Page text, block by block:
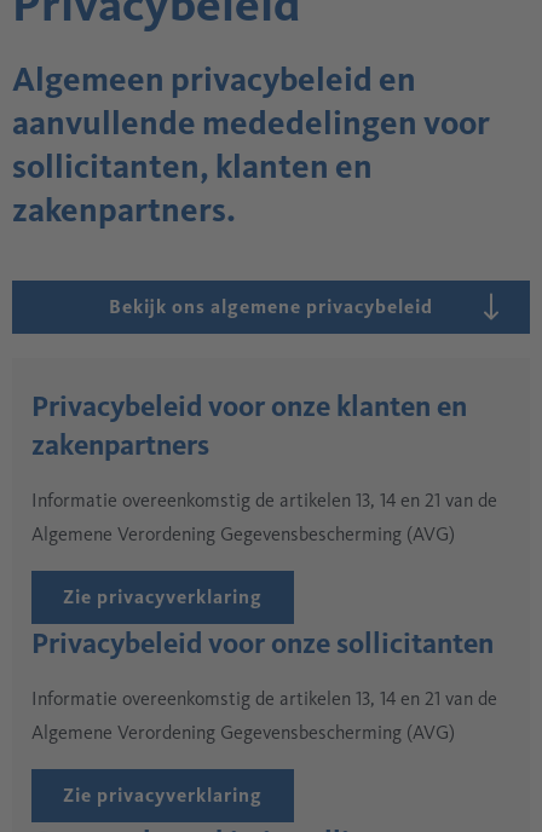
Algemeen privacybeleid en
aanvullende mededelingen voor
sollicitanten, klanten en
zakenpartners.
Bekijk ons algemene privacybeleid
Privacybeleid voor onze klanten en
zakenpartners
Informatie overeenkomstig de artikelen 13, 14 en 21 van de
Algemene Verordening Gegevensbescherming (AVG)
Zie privacyverklaring
Privacybeleid voor onze sollicitanten
Informatie overeenkomstig de artikelen 13, 14 en 21 van de
Algemene Verordening Gegevensbescherming (AVG)
Zie privacyverklaring